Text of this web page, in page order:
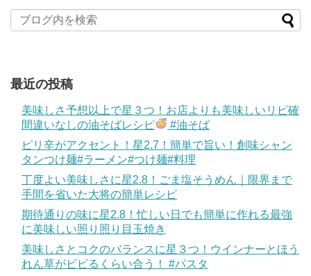
最近の投稿
美味しさ予想以上で星３つ！お店よりも美味しいリピ確
間違いなしの油そばレシピ
#油そば
ピリ辛がアクセント！星2.7！簡単で旨い！創味シャン
タンつけ麺#ラーメン#つけ麺#料理
丁度よい美味しさに星2.8！ごま塩そうめん｜限界まで
手間を省いた大将の簡単レシピ
期待通りの味に星2.8！忙しい日でも簡単に作れる最強
に美味しい照り照り目玉焼き
美味しさとコクのバランスに星３つ！ウインナーとほう
れん草がビビるくらい合う！ #パスタ